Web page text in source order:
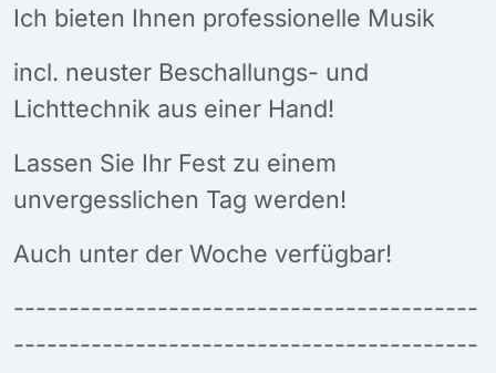
Ich bieten Ihnen professionelle Musik
incl. neuster Beschallungs- und
Lichttechnik aus einer Hand!
Lassen Sie Ihr Fest zu einem
unvergesslichen Tag werden!
Auch unter der Woche verfügbar!
------------------------------------------
------------------------------------------